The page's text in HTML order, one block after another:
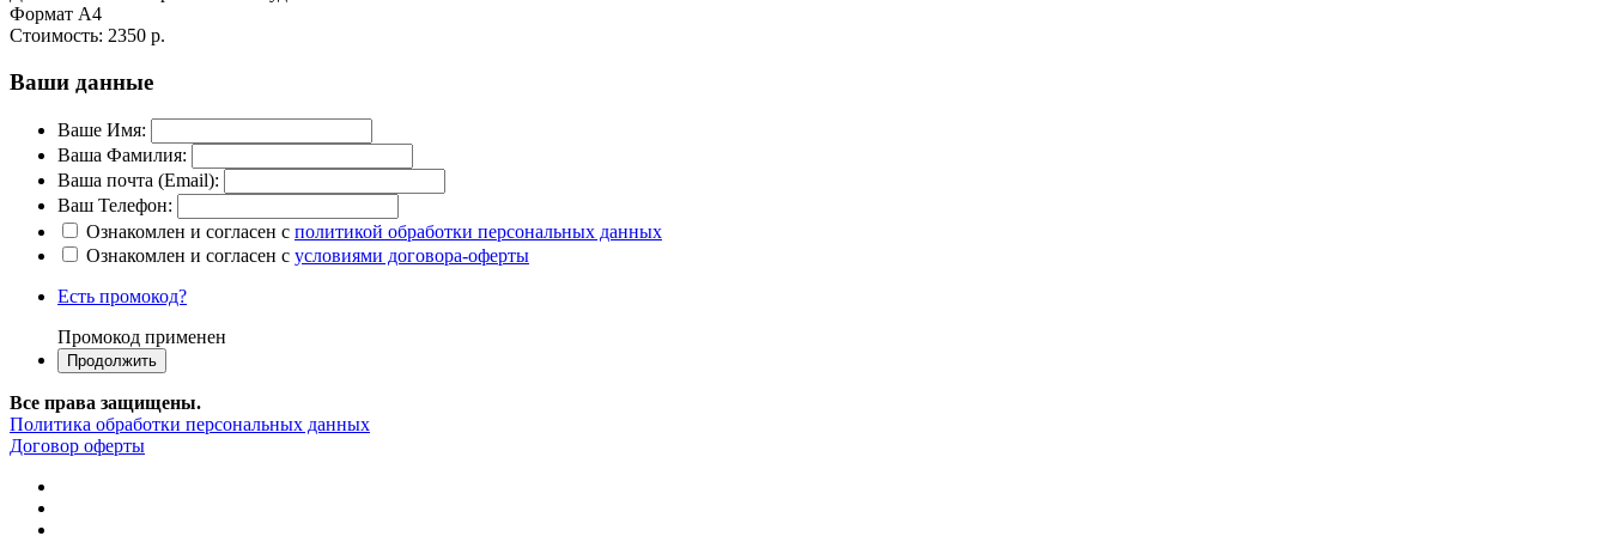
Формат А4
Стоимость: 2350 р.
Ваши данные
Ваше Имя:
Ваша Фамилия:
Ваша почта (Email):
Ваш Телефон:
Ознакомлен и согласен с политикой обработки персональных данных
Ознакомлен и согласен с условиями договора-оферты
Есть промокод?
Промокод применен
Все права защищены.
Политика обработки персональных данных
Договор оферты